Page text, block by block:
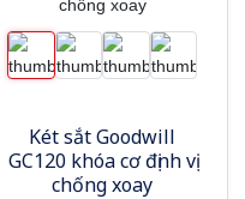
Két sắt Goodwill
GC120 khóa cơ định vị
chống xoay